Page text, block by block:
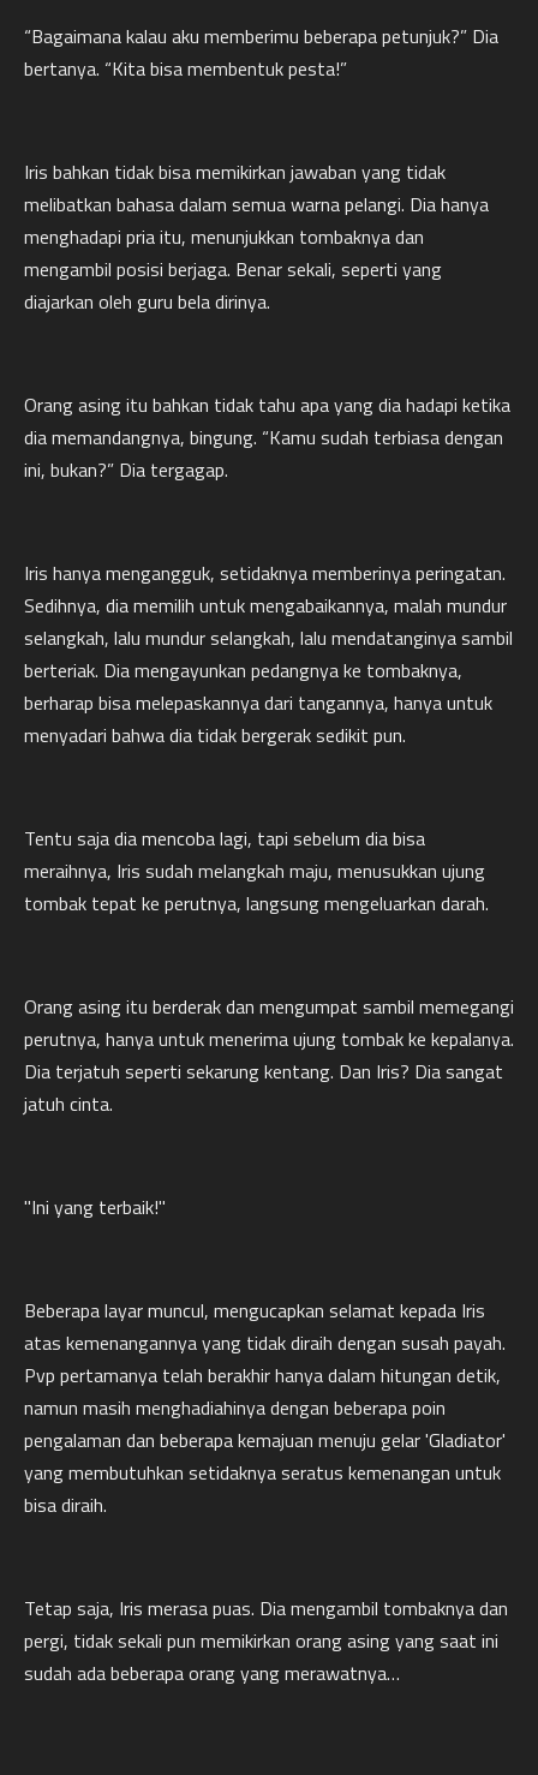
“Bagaimana kalau aku memberimu beberapa petunjuk?” Dia
bertanya. “Kita bisa membentuk pesta!”
Iris bahkan tidak bisa memikirkan jawaban yang tidak
melibatkan bahasa dalam semua warna pelangi. Dia hanya
menghadapi pria itu, menunjukkan tombaknya dan
mengambil posisi berjaga. Benar sekali, seperti yang
diajarkan oleh guru bela dirinya.
Orang asing itu bahkan tidak tahu apa yang dia hadapi ketika
dia memandangnya, bingung. “Kamu sudah terbiasa dengan
ini, bukan?” Dia tergagap.
Iris hanya mengangguk, setidaknya memberinya peringatan.
Sedihnya, dia memilih untuk mengabaikannya, malah mundur
selangkah, lalu mundur selangkah, lalu mendatanginya sambil
berteriak. Dia mengayunkan pedangnya ke tombaknya,
berharap bisa melepaskannya dari tangannya, hanya untuk
menyadari bahwa dia tidak bergerak sedikit pun.
Tentu saja dia mencoba lagi, tapi sebelum dia bisa
meraihnya, Iris sudah melangkah maju, menusukkan ujung
tombak tepat ke perutnya, langsung mengeluarkan darah.
Orang asing itu berderak dan mengumpat sambil memegangi
perutnya, hanya untuk menerima ujung tombak ke kepalanya.
Dia terjatuh seperti sekarung kentang. Dan Iris? Dia sangat
jatuh cinta.
"Ini yang terbaik!"
Beberapa layar muncul, mengucapkan selamat kepada Iris
atas kemenangannya yang tidak diraih dengan susah payah.
Pvp pertamanya telah berakhir hanya dalam hitungan detik,
namun masih menghadiahinya dengan beberapa poin
pengalaman dan beberapa kemajuan menuju gelar 'Gladiator'
yang membutuhkan setidaknya seratus kemenangan untuk
bisa diraih.
Tetap saja, Iris merasa puas. Dia mengambil tombaknya dan
pergi, tidak sekali pun memikirkan orang asing yang saat ini
sudah ada beberapa orang yang merawatnya…